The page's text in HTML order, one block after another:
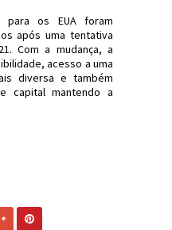
para os EUA foram
após uma tentativa
Com a mudança, a
acesso a uma
diversa e também
capital mantendo a